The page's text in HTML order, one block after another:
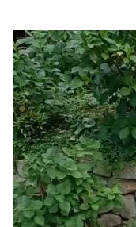
動
画
プ
レ
ー
ヤ
ー